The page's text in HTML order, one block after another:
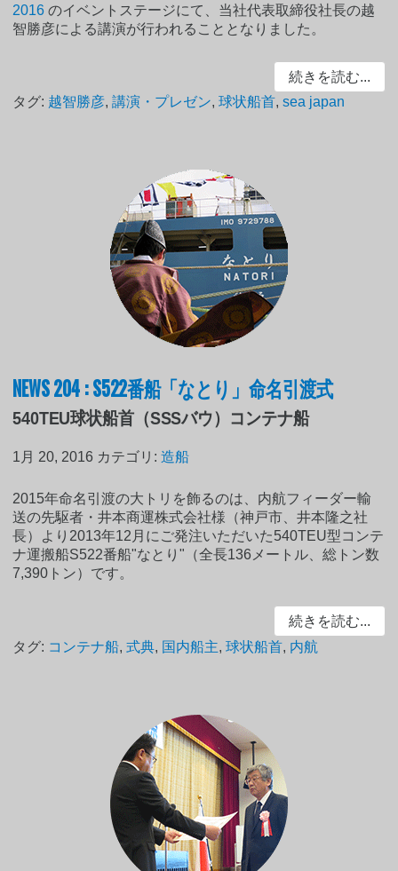
2016 のイベントステージにて、当社代表取締役社長の越
智勝彦による講演が行われることとなりました。
続きを読む...
タグ: 越智勝彦,講演・プレゼン,球状船首,sea japan
NEWS 204 : S522番船「なとり」命名引渡式
540TEU球状船首（SSSバウ）コンテナ船
1月 20, 2016 カテゴリ:造船
2015年命名引渡の大トリを飾るのは、内航フィーダー輸
送の先駆者・井本商運株式会社様（神戸市、井本隆之社
長）より2013年12月にご発注いただいた540TEU型コンテ
ナ運搬船S522番船"なとり"（全長136メートル、総トン数
7,390トン）です。
続きを読む...
タグ: コンテナ船,式典, 国内船主,球状船首, 内航